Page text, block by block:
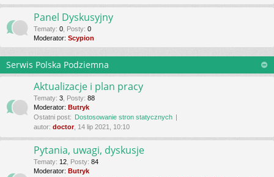
Panel Dyskusyjny
Tematy: 0 Posty: 0
Moderator: Scypion
Serwis Polska Podziemna
Aktualizacje i plan pracy
Tematy: 3 Posty: 88
Moderator: Butryk
Ostatni post: Dostosowanie stron statycznych
autor: doctor, 14 lip 2021, 10:10
Pytania, uwagi, dyskusje
Tematy: 12 Posty: 84
Moderator: Butryk